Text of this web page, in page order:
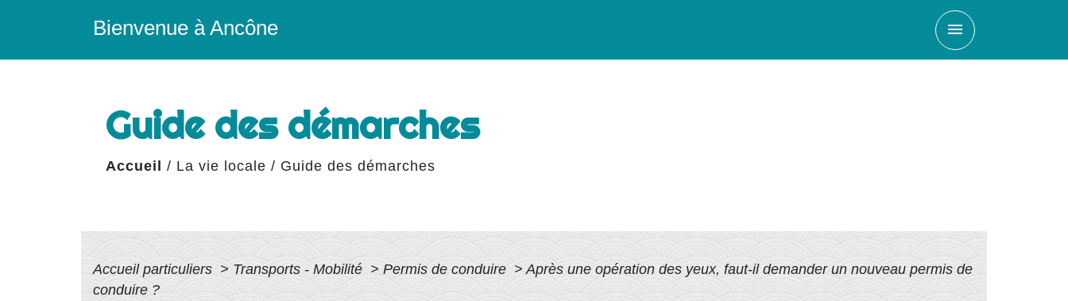
Bienvenue à Ancône menu
Guide des démarches
Accueil / La vie locale / Guide des démarches
Accueil particuliers > Transports - Mobilité > Permis de conduire > Après une opération des yeux, faut-il demander un nouveau permis de
conduire ?